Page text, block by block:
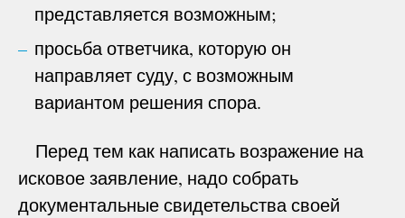
представляется возможным;
просьба ответчика, которую он
направляет суду, с возможным
вариантом решения спора.
Перед тем как написать возражение на
исковое заявление, надо собрать
документальные свидетельства своей